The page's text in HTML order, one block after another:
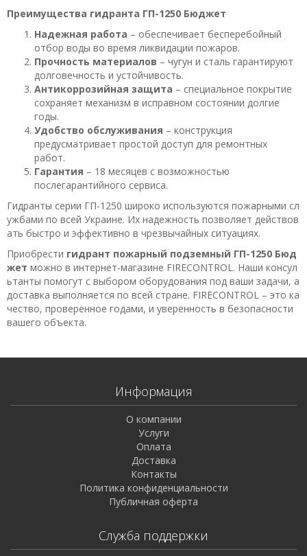
Преимущества гидранта ГП-1250 Бюджет
Надежная работа – обеспечивает бесперебойный
отбор воды во время ликвидации пожаров.
Прочность материалов – чугун и сталь гарантируют
долговечность и устойчивость.
Антикоррозийная защита – специальное покрытие
сохраняет механизм в исправном состоянии долгие
годы.
Удобство обслуживания – конструкция
предусматривает простой доступ для ремонтных
работ.
Гарантия – 18 месяцев с возможностью
послегарантийного сервиса.
Гидранты серии ГП-1250 широко используются пожарными сл
ужбами по всей Украине. Их надежность позволяет действов
ать быстро и эффективно в чрезвычайных ситуациях.
Приобрести гидрант пожарный подземный ГП-1250 Бюд
жет можно в интернет-магазине FIRECONTROL. Наши консул
ьтанты помогут с выбором оборудования под ваши задачи, а
доставка выполняется по всей стране. FIRECONTROL – это ка
чество, проверенное годами, и уверенность в безопасности
вашего объекта.
Информация
О компании
Услуги
Оплата
Доставка
Контакты
Политика конфиденциальности
Публичная оферта
Служба поддержки